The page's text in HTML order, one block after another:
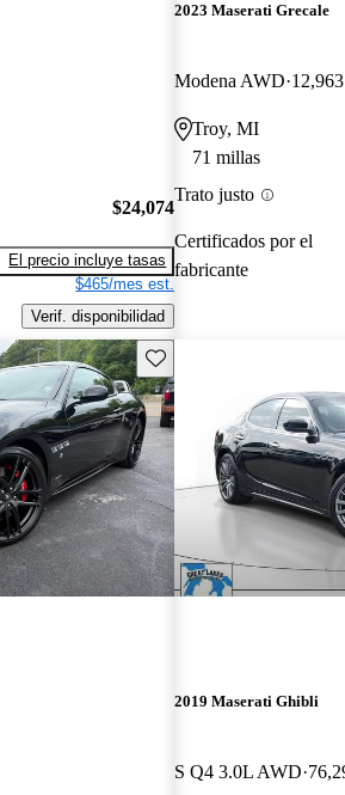
$24,074
El precio incluye tasas
$465/mes est.
Verif. disponibilidad
2023 Maserati Grecale
Modena AWD
Troy, MI
71 millas
Trato justo
Certificados por el
fabricante
Guarda este Aviso
2019 Maserati Ghibli
S Q4 3.0L AWD